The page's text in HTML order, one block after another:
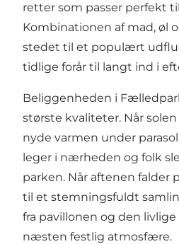
retter som passer perfekt
Kombinationen af mad, øl
stedet til et populært
tidlige forår til langt ind i
Beliggenheden i
største kvaliteter. Når
nyde varmen under
leger i nærheden og folk
parken. Når aftenen falder
til et stemningsfuldt
fra pavillonen og den
næsten festlig atmosfære.